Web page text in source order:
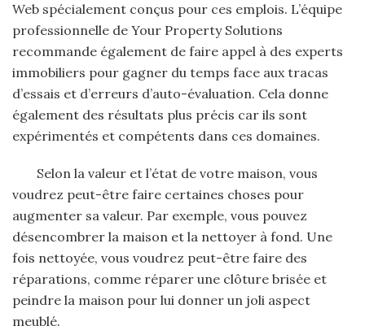
Web spécialement conçus pour ces emplois. L’équipe
professionnelle de Your Property Solutions
recommande également de faire appel à des experts
immobiliers pour gagner du temps face aux tracas
d’essais et d’erreurs d’auto-évaluation. Cela donne
également des résultats plus précis car ils sont
expérimentés et compétents dans ces domaines.
Selon la valeur et l’état de votre maison, vous
voudrez peut-être faire certaines choses pour
augmenter sa valeur. Par exemple, vous pouvez
désencombrer la maison et la nettoyer à fond. Une
fois nettoyée, vous voudrez peut-être faire des
réparations, comme réparer une clôture brisée et
peindre la maison pour lui donner un joli aspect
meublé.